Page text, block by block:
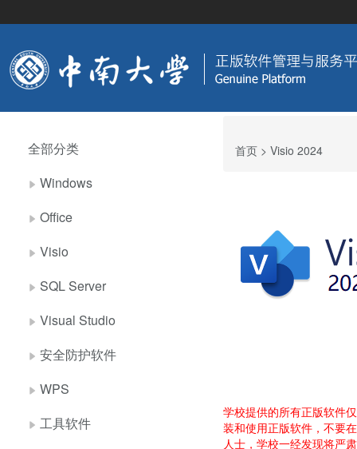
首页 > Visio 2024
全部分类
Windows
Office
Visio
SQL Server
Visual Studio
安全防护软件
WPS
工具软件
学校提供的所有正版软件
装和使用正版软件，不要
人士，学校一经发现将严